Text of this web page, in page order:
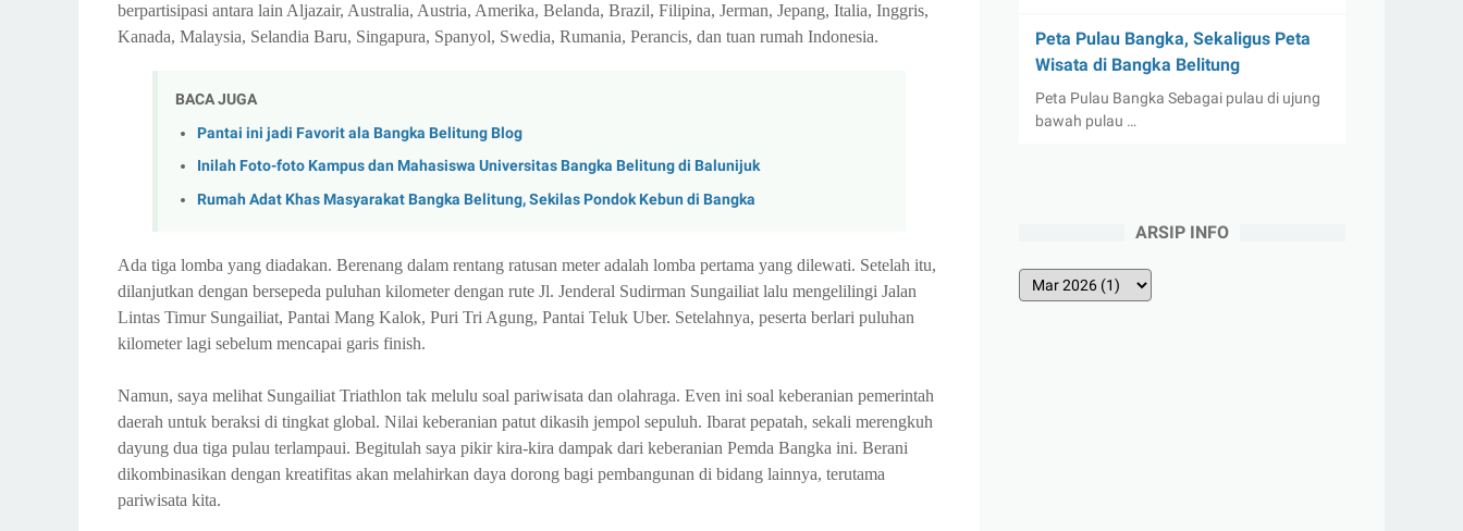
berpartisipasi antara lain Aljazair, Australia, Austria, Amerika, Belanda, Brazil, Filipina, Jerman, Jepang, Italia, Inggris,
Kanada, Malaysia, Selandia Baru, Singapura, Spanyol, Swedia, Rumania, Perancis, dan tuan rumah Indonesia.
BACA JUGA
Pantai ini jadi Favorit ala Bangka Belitung Blog
Inilah Foto-foto Kampus dan Mahasiswa Universitas Bangka Belitung di Balunijuk
Rumah Adat Khas Masyarakat Bangka Belitung, Sekilas Pondok Kebun di Bangka
Ada tiga lomba yang diadakan. Berenang dalam rentang ratusan meter adalah lomba pertama yang dilewati. Setelah itu,
dilanjutkan dengan bersepeda puluhan kilometer dengan rute Jl. Jenderal Sudirman Sungailiat lalu mengelilingi Jalan
Lintas Timur Sungailiat, Pantai Mang Kalok, Puri Tri Agung, Pantai Teluk Uber. Setelahnya, peserta berlari puluhan
kilometer lagi sebelum mencapai garis finish.
Namun, saya melihat Sungailiat Triathlon tak melulu soal pariwisata dan olahraga. Even ini soal keberanian pemerintah
daerah untuk beraksi di tingkat global. Nilai keberanian patut dikasih jempol sepuluh. Ibarat pepatah, sekali merengkuh
dayung dua tiga pulau terlampaui. Begitulah saya pikir kira-kira dampak dari keberanian Pemda Bangka ini. Berani
dikombinasikan dengan kreatifitas akan melahirkan daya dorong bagi pembangunan di bidang lainnya, terutama
pariwisata kita.
Peta Pulau Bangka, Sekaligus Peta
Wisata di Bangka Belitung
Peta Pulau Bangka Sebagai pulau di ujung
bawah pulau …
ARSIP INFO